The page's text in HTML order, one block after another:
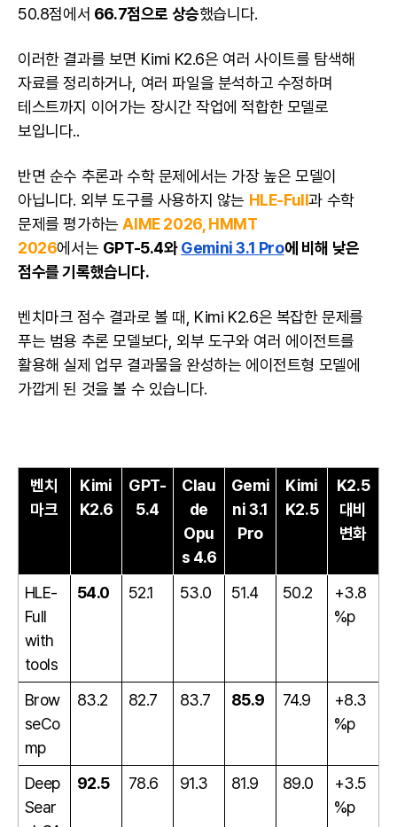
50.8점에서 66.7점으로 상승했습니다.
이러한 결과를 보면 Kimi K2.6은 여러 사이트를 탐색해
자료를 정리하거나, 여러 파일을 분석하고 수정하며
테스트까지 이어가는 장시간 작업에 적합한 모델로
보입니다..
반면 순수 추론과 수학 문제에서는 가장 높은 모델이
아닙니다. 외부 도구를 사용하지 않는 HLE-Full과 수학
문제를 평가하는AIME 2026, HMMT
2026에서는 GPT-5.4와Gemini 3.1 Pro에 비해 낮은
점수를 기록했습니다.
벤치마크 점수 결과로 볼 때, Kimi K2.6은 복잡한 문제를
푸는 범용 추론 모델보다, 외부 도구와 여러 에이전트를
활용해 실제 업무 결과물을 완성하는 에이전트형 모델에
가깝게 된 것을 볼 수 있습니다.
벤치
마크
Kimi
K2.6
GPT-
5.4
Clau
de
Opu
s 4.6
Gemi
ni 3.1
Pro
Kimi
K2.5
K2.5
대비
변화
HLE-
Full
with
tools
54.0 52.1 53.0 51.4 50.2
+3.8
%p
Brow
seCo
mp
83.2 82.7 83.7 85.9 74.9
+8.3
%p
Deep
Sear
92.5 78.6 91.3 81.9 89.0
+3.5
%p